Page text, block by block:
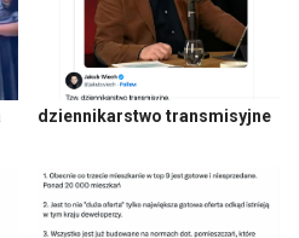
dziennikarstwo transmisyjne